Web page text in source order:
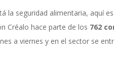
la seguridad alimentaria, aquí
Créalo hace parte de los 762
a viernes y en el sector se